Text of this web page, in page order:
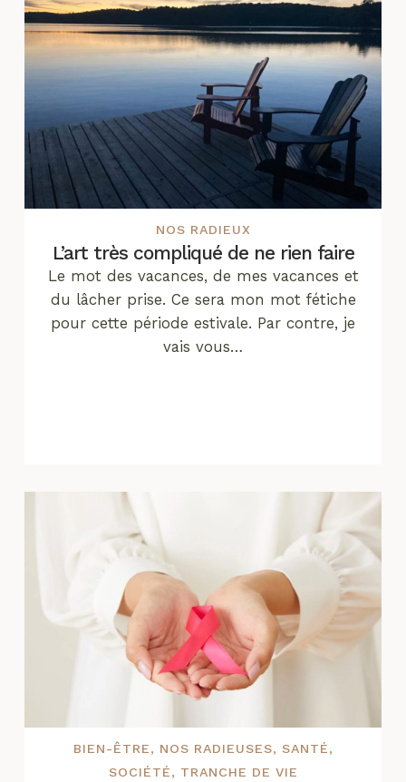
NOS RADIEUX
L’art très compliqué de ne rien faire
Le mot des vacances, de mes vacances et
du lâcher prise. Ce sera mon mot fétiche
pour cette période estivale. Par contre, je
vais vous…
BIEN-ÊTRE, NOS RADIEUSES, SANTÉ,
SOCIÉTÉ, TRANCHE DE VIE